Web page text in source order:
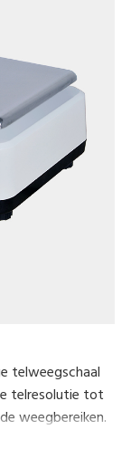
telweegschaal
telresolutie tot
weegbereiken.
gewicht,